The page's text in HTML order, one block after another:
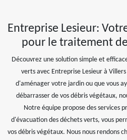
Entreprise Lesieur:
pour le traitement
Découvrez une solution simple et
verts avec Entreprise Lesieur à
d'aménager votre jardin ou que vous
débarrasser de vos débris végétaux,
Notre équipe propose des services
d'évacuation des déchets verts, vous
vos débris végétaux. Nous nous rendons